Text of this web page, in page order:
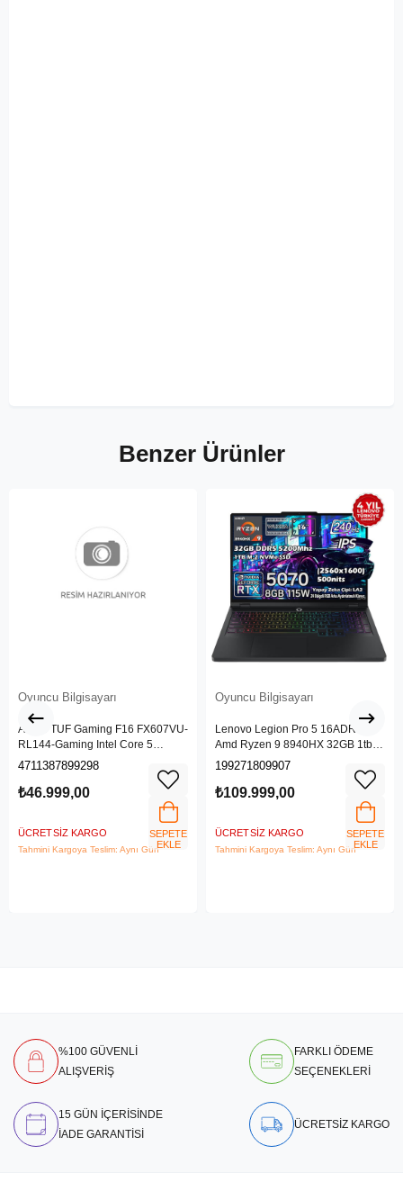
Benzer Ürünler
Oyuncu Bilgisayarı
ASUS TUF Gaming F16 FX607VU-
RL144-Gaming Intel Core 5
Processor 210H 16GB 512GB
SSD NVIDIA GeForce RTX 4050
6GB (140W) 144Hz 16" FHD+
4711387899298
₺46.999,00
ÜCRETSIZ KARGO
Tahmini Kargoya Teslim: Aynı Gün
SEPETE
EKLE
Oyuncu Bilgisayarı
Lenovo Legion Pro 5 16ADR10
Amd Ryzen 9 8940HX 32GB 1tb
SSD Rtx 5070 8gb 16" Wqxga
(2560X1600) IPS Panel 240Hz
115W Freedos Taşınabilir Dizüstü
199271809907
₺109.999,00
ÜCRETSIZ KARGO
Tahmini Kargoya Teslim: Aynı Gün
SEPETE
EKLE
%100 GÜVENLİ
ALIŞVERİŞ
FARKLI ÖDEME
SEÇENEKLERİ
15 GÜN İÇERİSİNDE
İADE GARANTİSİ
ÜCRETSİZ KARGO